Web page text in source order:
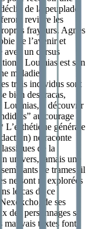
de la peuplade
revivre les
frayeurs. Agnes
de l’avenir et
avec un cursus
Loumias est son
maladie
trois individus sont
bien des tracas,
Loumias, à découvrir
au courage
générale
ne raconte
de la
univers, jamais une
de trames, il
ne sont ni explorées
le cas de ce
de ses
personnages se
mauvais textes font